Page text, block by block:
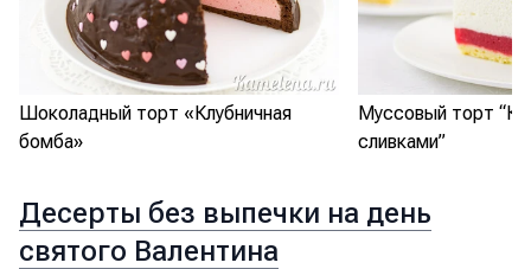
Шоколадный торт «Клубничная
бомба»
Муссовый торт
сливками”
Десерты без выпечки на день
святого Валентина